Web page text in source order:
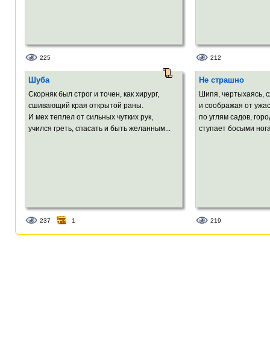
225 212
Шуба
Скорняк был строг и точен, как хирург,
сшивающий края открытой раны.
И мех теплел от сильных чутких рук,
учился греть, спасать и быть желанным...
237 1
Не страшно
Шипя, чертыхаясь,
и соображая от
по углям садов,
ступает босыми
219